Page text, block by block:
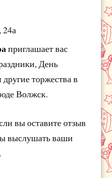
приглашает вас
День
торжества в
Волжск.
вы оставите отзыв
выслушать ваши